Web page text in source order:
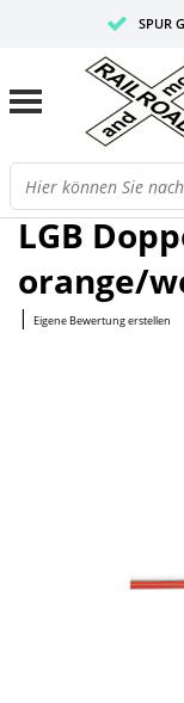
SPUR
Startseite/
LGB
orange/
| Eigene Bewertung erstellen